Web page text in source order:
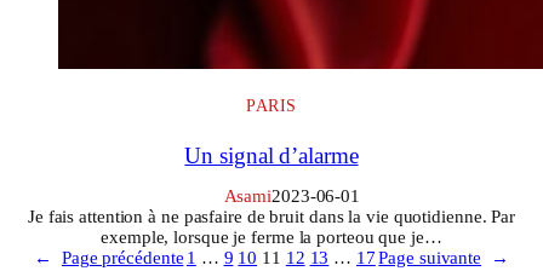
PARIS
Un signal d’alarme
Asami2023-06-01
Je fais attention à ne pasfaire de bruit dans la vie quotidienne. Par
exemple, lorsque je ferme la porteou que je…
←
Page précédente 1 … 9 10 11 12 13 … 17 Page suivante →